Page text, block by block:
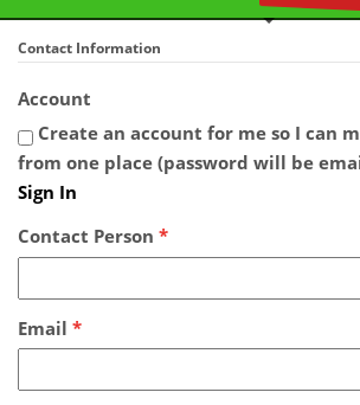
Contact Information
Account
Create an account for me so I can
from one place (password will be
Sign In
Contact Person *
Email *